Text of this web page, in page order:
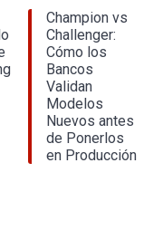
Champion vs
Challenger:
Cómo los
Bancos
Validan
Modelos
Nuevos antes
de Ponerlos
en Producción